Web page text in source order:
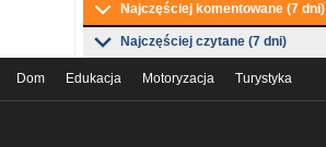
Najczęściej komentowane (7 dni)
Najczęściej czytane (7 dni)
Dom Edukacja Motoryzacja Turystyka